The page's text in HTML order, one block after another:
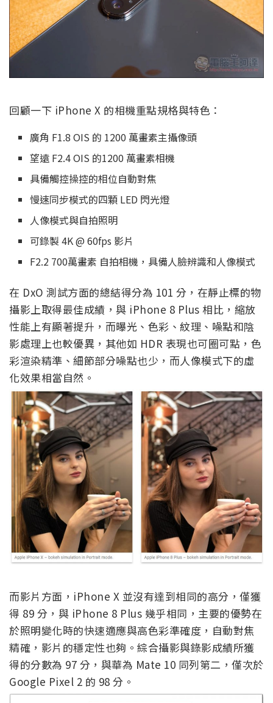
回顧一下 iPhone X 的相機重點規格與特色：
廣角 F1.8 OIS 的 1200 萬畫素主攝像頭
望遠 F2.4 OIS 的1200 萬畫素相機
具備觸控操控的相位自動對焦
慢速同步模式的四顆 LED 閃光燈
人像模式與自拍照明
可錄製 4K @ 60fps 影片
F2.2 700萬畫素 自拍相機，具備人臉辨識和人像模式
在 DxO 測試方面的總結得分為 101 分，在靜止標的物
攝影上取得最佳成績，與 iPhone 8 Plus 相比，縮放
性能上有顯著提升，而曝光、色彩、紋理、噪點和陰
影處理上也較優異，其他如 HDR 表現也可圈可點，色
彩渲染精準、細節部分噪點也少，而人像模式下的虛
化效果相當自然。
而影片方面，iPhone X 並沒有達到相同的高分，僅獲
得 89 分，與 iPhone 8 Plus 幾乎相同，主要的優勢在
於照明變化時的快速適應與高色彩準確度，自動對焦
精確，影片的穩定性也夠。綜合攝影與錄影成績所獲
得的分數為 97 分，與華為 Mate 10 同列第二，僅次於
Google Pixel 2 的 98 分。